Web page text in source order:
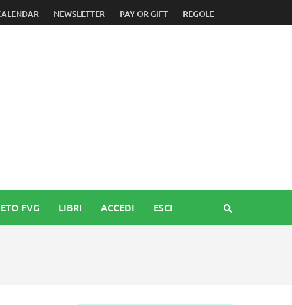
a Cividale tra novità e tradizione
NEWSLETTER PAY OR GIFT REGOLE
FVG LIBRI ACCEDI ESCI